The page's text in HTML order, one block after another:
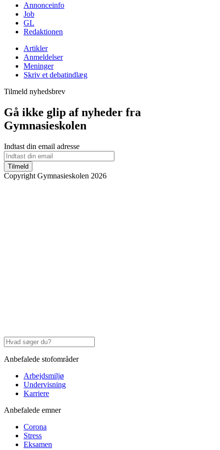
Annonceinfo
Job
GL
Redaktionen
Artikler
Anmeldelser
Meninger
Skriv et debatindlæg
Tilmeld nyhedsbrev
Gå ikke glip af nyheder fra
Gymnasieskolen
Indtast din email adresse
Tilmeld
Copyright Gymnasieskolen 2026
Anbefalede stofområder
Arbejdsmiljø
Undervisning
Karriere
Anbefalede emner
Corona
Stress
Eksamen